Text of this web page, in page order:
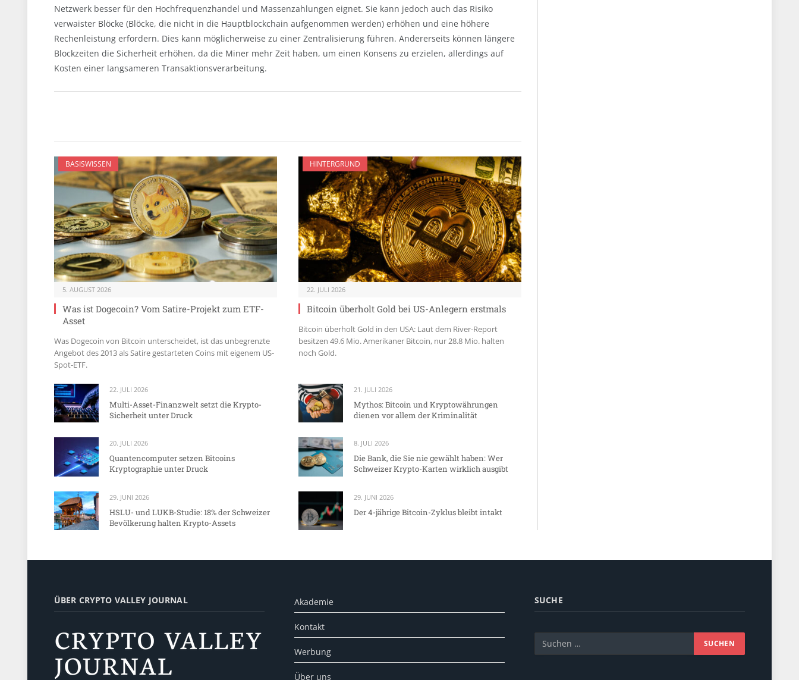
Netzwerk besser für den Hochfrequenzhandel und Massenzahlungen eignet. Sie kann jedoch auch das Risiko
verwaister Blöcke (Blöcke, die nicht in die Hauptblockchain aufgenommen werden) erhöhen und eine höhere
Rechenleistung erfordern. Dies kann möglicherweise zu einer Zentralisierung führen. Andererseits können längere
Blockzeiten die Sicherheit erhöhen, da die Miner mehr Zeit haben, um einen Konsens zu erzielen, allerdings auf
Kosten einer langsameren Transaktionsverarbeitung.
BASISWISSEN
5. AUGUST 2026
Was ist Dogecoin? Vom Satire-Projekt zum ETF-
Asset
Was Dogecoin von Bitcoin unterscheidet, ist das unbegrenzte
Angebot des 2013 als Satire gestarteten Coins mit eigenem US-
Spot-ETF.
HINTERGRUND
22. JULI 2026
Bitcoin überholt Gold bei US-Anlegern erstmals
Bitcoin überholt Gold in den USA: Laut dem River-Report
besitzen 49.6 Mio. Amerikaner Bitcoin, nur 28.8 Mio. halten
noch Gold.
22. JULI 2026
Multi-Asset-Finanzwelt setzt die Krypto-
Sicherheit unter Druck
21. JULI 2026
Mythos: Bitcoin und Kryptowährungen
dienen vor allem der Kriminalität
20. JULI 2026
Quantencomputer setzen Bitcoins
Kryptographie unter Druck
8. JULI 2026
Die Bank, die Sie nie gewählt haben: Wer
Schweizer Krypto-Karten wirklich ausgibt
29. JUNI 2026
HSLU- und LUKB-Studie: 18% der Schweizer
Bevölkerung halten Krypto-Assets
29. JUNI 2026
Der 4-jährige Bitcoin-Zyklus bleibt intakt
ÜBER CRYPTO VALLEY JOURNAL Akademie
Kontakt
Werbung
Über uns
SUCHE